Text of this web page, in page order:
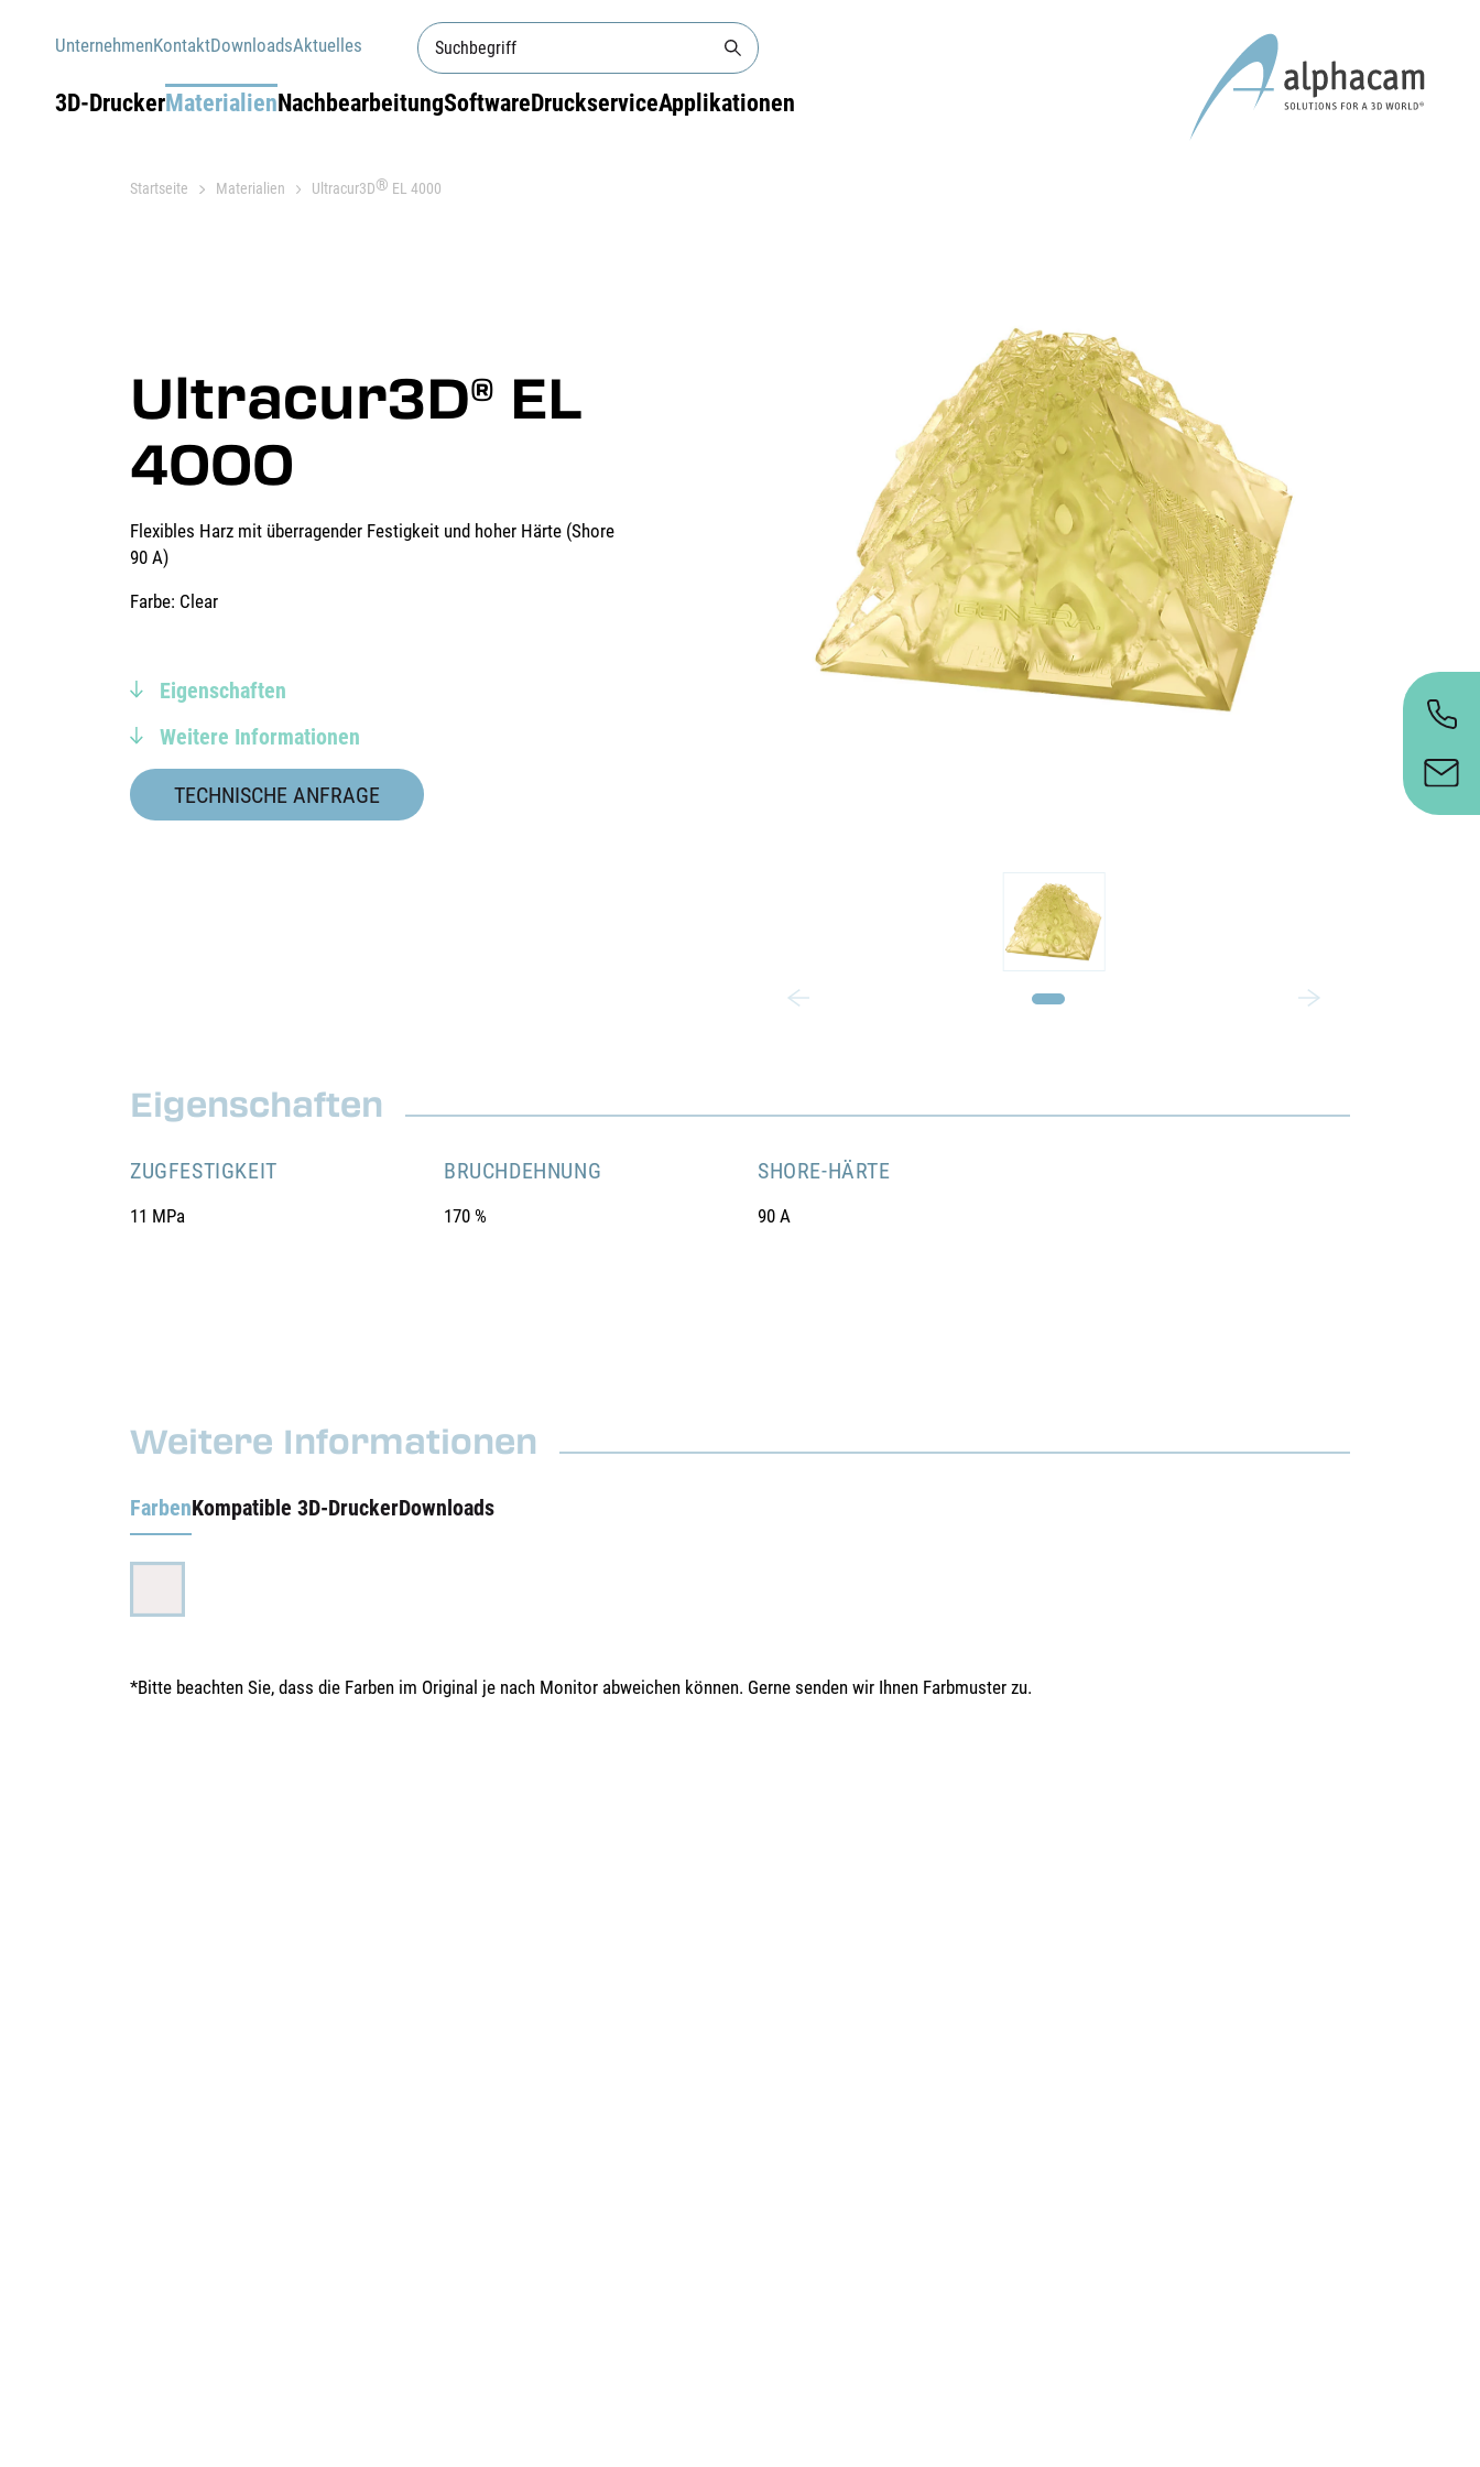
UnternehmenKontaktDownloadsAktuelles
3D-DruckerMaterialienNachbearbeitungSoftwareDruckserviceApplikationen
Startseite Materialien Ultracur3D® EL 4000
Ultracur3D® EL
4000
Flexibles Harz mit überragender Festigkeit und hoher Härte (Shore
90 A)
Farbe: Clear
Eigenschaften
Weitere Informationen
TECHNISCHE ANFRAGE
Eigenschaften
ZUGFESTIGKEIT
11 MPa
BRUCHDEHNUNG
170 %
SHORE-HÄRTE
90 A
Weitere Informationen
FarbenKompatible 3D-DruckerDownloads
*Bitte beachten Sie, dass die Farben im Original je nach Monitor abweichen können. Gerne senden wir Ihnen Farbmuster zu.